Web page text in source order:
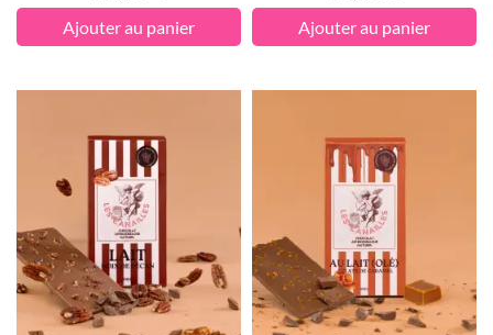
Ajouter au panier Ajouter au panier